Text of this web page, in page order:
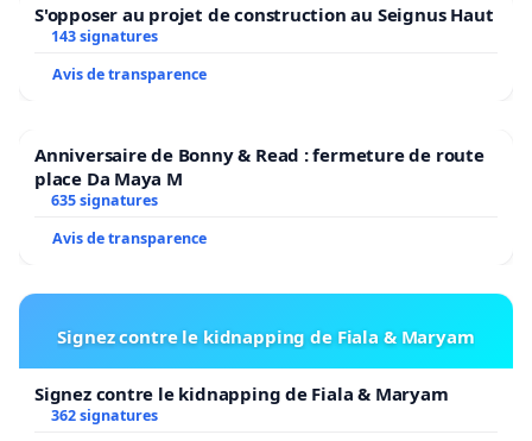
S'opposer au projet de construction au Seignus Haut
143 signatures
Avis de transparence
Anniversaire de Bonny & Read : fermeture de route
place Da Maya M
635 signatures
Avis de transparence
Signez contre le kidnapping de Fiala & Maryam
Signez contre le kidnapping de Fiala & Maryam
362 signatures